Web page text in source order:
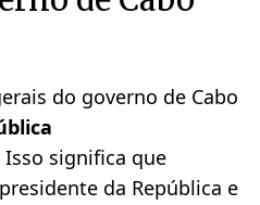
do governo de Cabo
Isso significa que
da República e